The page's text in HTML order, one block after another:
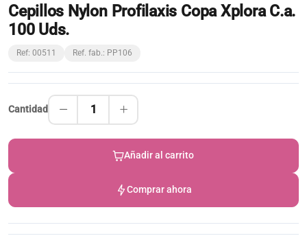
Cepillos Nylon Profilaxis Copa Xplora C.a.
100 Uds.
Ref: 00511 Ref. fab.: PP106
Cantidad 1
Añadir al carrito
Comprar ahora